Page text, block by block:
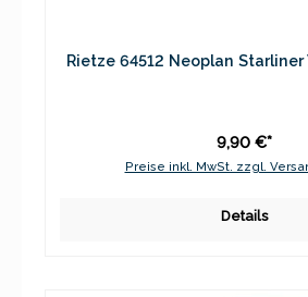
Rietze 64512 Neoplan
9,90 €*
Preise inkl. MwSt. zzgl.
Details